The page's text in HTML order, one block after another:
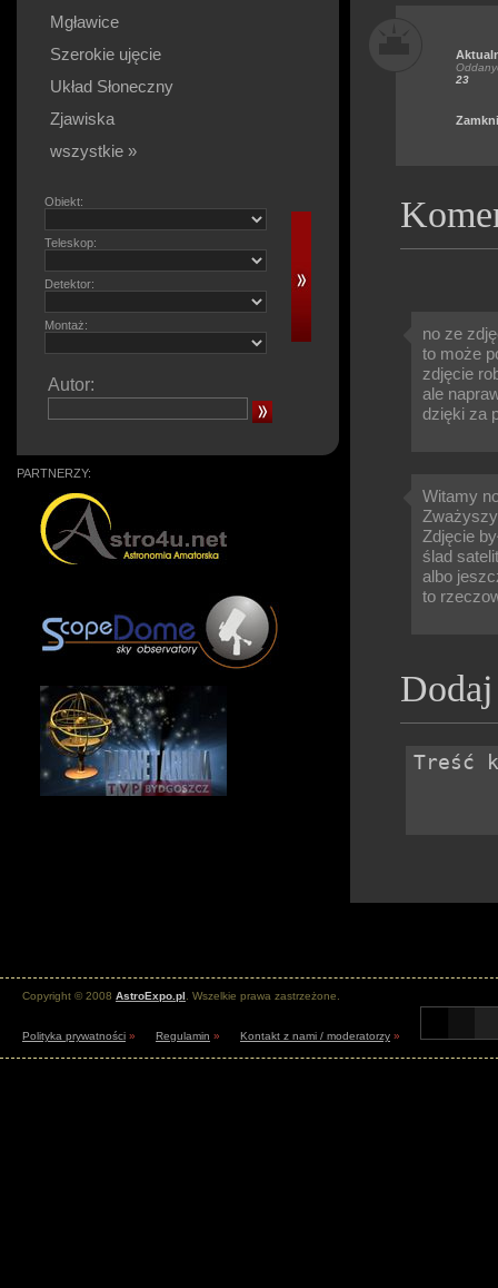
Mgławice
Szerokie ujęcie
Układ Słoneczny
Zjawiska
wszystkie »
Obiekt:
Teleskop:
Detektor:
Montaż:
Autor:
PARTNERZY:
23
no ze
to może
zdjęcie
ale
dzięki za
Witamy
Zdjęcie
ślad
albo
to
Copyright © 2008 AstroExpo.pl . Wszelkie prawa zastrzeżone.
Polityka prywatności » Regulamin » Kontakt z nami / moderatorzy »